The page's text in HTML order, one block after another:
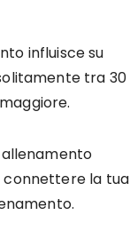
influisce su
tra 30
la tua